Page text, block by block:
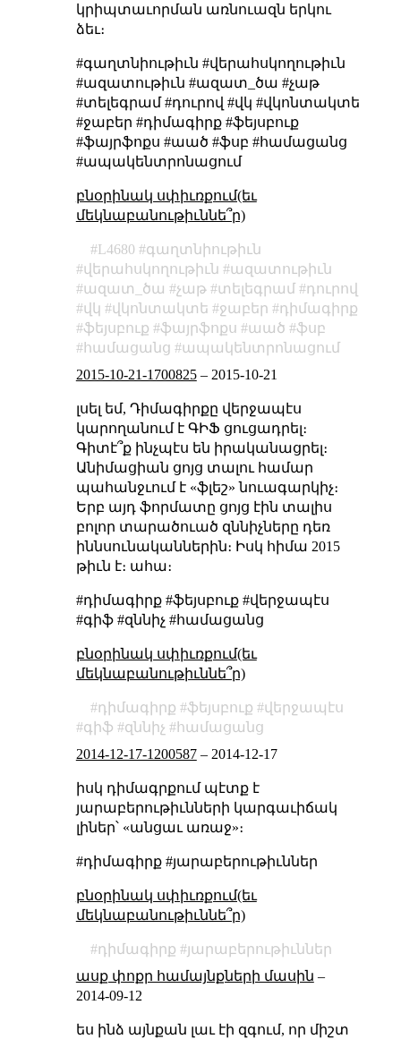
կրիպտաւորման առնուազն երկու
ձեւ։
#գաղտնիութիւն #վերահսկողութիւն
#ազատութիւն #ազատ_ծա #չաթ
#տելեգրամ #դուրով #վկ #վկոնտակտե
#ջաբեր #դիմագիրք #ֆեյսբուք
#ֆայրֆոքս #աած #ֆսբ #համացանց
#ապակենտրոնացում
բնօրինակ սփիւռքում(եւ
մեկնաբանութիւննե՞ր)
L4680
գաղտնիութիւն
վերահսկողութիւն
ազատութիւն
ազատ_ծա
չաթ տելեգրամ
դուրով
վկ
վկոնտակտե ջաբեր
դիմագիրք
ֆեյսբուք
ֆայրֆոքս աած
ֆսբ
համացանց
ապակենտրոնացում
2015-10-21-1700825– 2015-10-21
լսել եմ, Դիմագիրքը վերջապէս
կարողանում է ԳԻՖ ցուցադրել։
Գիտէ՞ք ինչպէս են իրականացրել։
Անիմացիան ցոյց տալու համար
պահանջւում է «ֆլեշ» նուագարկիչ։
Երբ այդ ֆորմատը ցոյց էին տալիս
բոլոր տարածուած զննիչները դեռ
իննսունականներին։ Իսկ հիմա 2015
թիւն է։ ահա։
#դիմագիրք #ֆեյսբուք #վերջապէս
#գիֆ #զննիչ #համացանց
բնօրինակ սփիւռքում(եւ
մեկնաբանութիւննե՞ր)
դիմագիրք ֆեյսբուք
վերջապէս
գիֆ
զննիչ
համացանց
2014-12-17-1200587– 2014-12-17
իսկ դիմագրքում պէտք է
յարաբերութիւնների կարգաւիճակ
լիներ՝ «անցաւ առաջ»։
#դիմագիրք #յարաբերութիւններ
բնօրինակ սփիւռքում(եւ
մեկնաբանութիւննե՞ր)
դիմագիրք
յարաբերութիւններ
ասք փոքր համայնքների մասին –
2014-09-12
ես ինձ այնքան լաւ էի զգում, որ միշտ